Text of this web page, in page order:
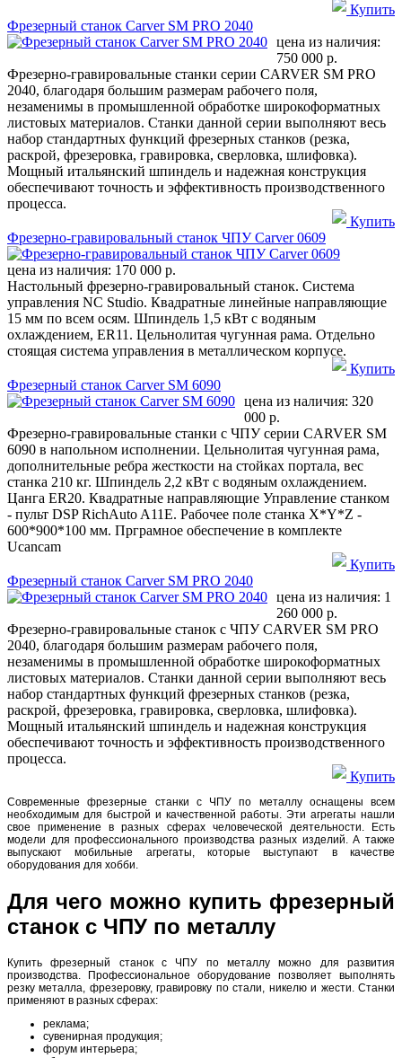
Купить
Фрезерный станок Carver SM PRO 2040
цена из наличия:
750 000 р.
Фрезерно-гравировальные станки серии CARVER SM PRO
2040, благодаря большим размерам рабочего поля,
незаменимы в промышленной обработке широкоформатных
листовых материалов. Станки данной серии выполняют весь
набор стандартных функций фрезерных станков (резка,
раскрой, фрезеровка, гравировка, сверловка, шлифовка).
Мощный итальянский шпиндель и надежная конструкция
обеспечивают точность и эффективность производственного
процесса.
Купить
Фрезерно-гравировальный станок ЧПУ Carver 0609
цена из наличия: 170 000 р.
Настольный фрезерно-гравировальный станок. Система
управления NC Studio. Квадратные линейные направляющие
15 мм по всем осям. Шпиндель 1,5 кВт с водяным
охлаждением, ER11. Цельнолитая чугунная рама. Отдельно
стоящая система управления в металлическом корпусе.
Купить
Фрезерный станок Carver SM 6090
цена из наличия: 320
000 р.
Фрезерно-гравировальные станки c ЧПУ серии CARVER SM
6090 в напольном исполнении. Цельнолитая чугунная рама,
дополнительные ребра жесткости на стойках портала, вес
станка 210 кг. Шпиндель 2,2 кВт с водяным охлаждением.
Цанга ER20. Квадратные направляющие Управление станком
- пульт DSP RichAuto A11E. Рабочее поле станка X*Y*Z -
600*900*100 мм. Прграмное обеспечение в комплекте
Ucancam
Купить
Фрезерный станок Carver SM PRO 2040
цена из наличия: 1
260 000 р.
Фрезерно-гравировальные станок с ЧПУ CARVER SM PRO
2040, благодаря большим размерам рабочего поля,
незаменимы в промышленной обработке широкоформатных
листовых материалов. Станки данной серии выполняют весь
набор стандартных функций фрезерных станков (резка,
раскрой, фрезеровка, гравировка, сверловка, шлифовка).
Мощный итальянский шпиндель и надежная конструкция
обеспечивают точность и эффективность производственного
процесса.
Купить
Современные фрезерные станки с ЧПУ по металлу оснащены всем
необходимым для быстрой и качественной работы. Эти агрегаты нашли
свое применение в разных сферах человеческой деятельности. Есть
модели для профессионального производства разных изделий. А также
выпускают мобильные агрегаты, которые выступают в качестве
оборудования для хобби.
Для чего можно купить фрезерный
станок с ЧПУ по металлу
Купить фрезерный станок с ЧПУ по металлу можно для развития
производства. Профессиональное оборудование позволяет выполнять
резку металла, фрезеровку, гравировку по стали, никелю и жести. Станки
применяют в разных сферах:
реклама;
сувенирная продукция;
форум интерьера;